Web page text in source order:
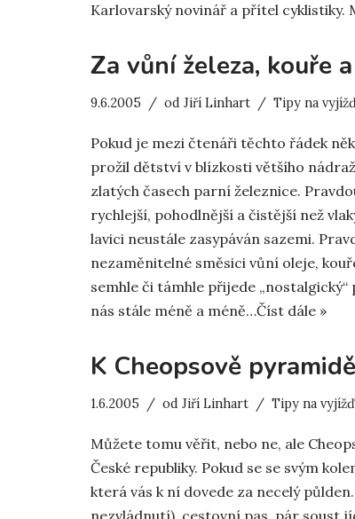
Karlovarský novinář a přítel cyklistiky.
Za vůní železa, kouře
9.6.2005 od Jiří Linhart Tipy na
Pokud je mezi čtenáři těchto řádek
prožil dětství v blízkosti většího
zlatých časech parní železnice.
rychlejší, pohodlnější a čistější než
lavici neustále zasypáván sazemi.
nezaměnitelné směsici vůní oleje,
semhle či támhle přijede
nás stále méně a méně…Číst dále »
K Cheopsově
1.6.2005 od Jiří Linhart Tipy na
Můžete tomu věřit, nebo ne, ale
České republiky. Pokud se se svým
která vás k ní dovede za necelý
nezvládnutí), cestovní pas, pár soust